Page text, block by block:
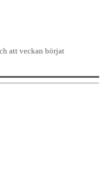
att veckan börjat